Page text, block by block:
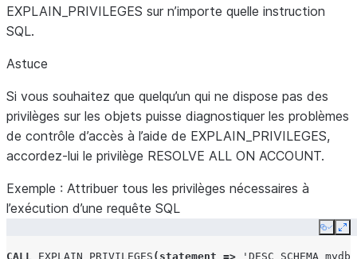
EXPLAIN_PRIVILEGES sur n’importe quelle instruction
SQL.
Astuce
Si vous souhaitez que quelqu’un qui ne dispose pas des
privilèges sur les objets puisse diagnostiquer les problèmes
de contrôle d’accès à l’aide de EXPLAIN_PRIVILEGES,
accordez-lui le privilège RESOLVE ALL ON ACCOUNT.
Exemple : Attribuer tous les privilèges nécessaires à
l’exécution d’une requête SQL
Copy
CALL EXPLAIN_PRIVILEGES ( statement => 'DESC SCHEMA